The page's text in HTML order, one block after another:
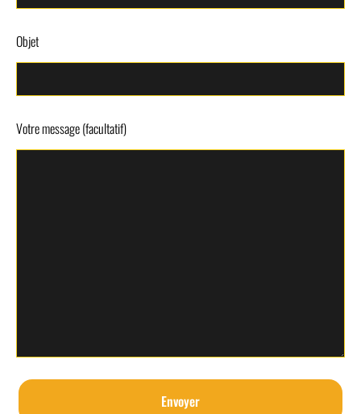
Objet
Votre message (facultatif)